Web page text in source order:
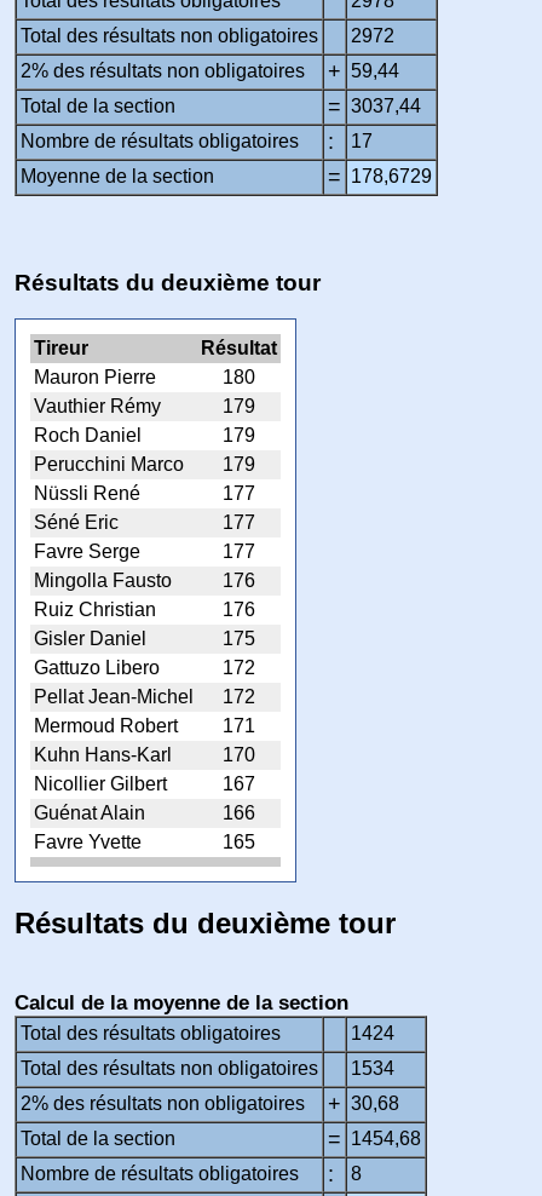
Total des résultats non obligatoires
2972
2% des résultats non obligatoires
+ 59,44
Total de la section
= 3037,44
Nombre de résultats obligatoires
:
17
Moyenne de la section
= 178,6729
Résultats du deuxième tour
Tireur
Résultat
Mauron Pierre
180
Vauthier Rémy
179
Roch Daniel
179
Perucchini Marco
179
Nüssli René
177
Séné Eric
177
Favre Serge
177
Mingolla Fausto
176
Ruiz Christian
176
Gisler Daniel
175
Gattuzo Libero
172
Pellat Jean-Michel
172
Mermoud Robert
171
Kuhn Hans-Karl
170
Nicollier Gilbert
167
Guénat Alain
166
Favre Yvette
165
Résultats du deuxième tour
Calcul de la moyenne de la section
Total des résultats obligatoires
1424
Total des résultats non obligatoires
1534
2% des résultats non obligatoires
+ 30,68
Total de la section
= 1454,68
Nombre de résultats obligatoires
:
8